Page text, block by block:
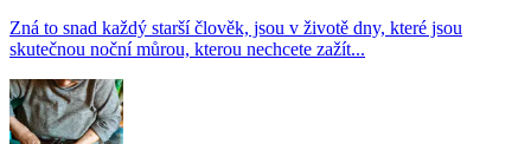
Zná to snad každý starší člověk, jsou v životě dny, které jsou
skutečnou noční můrou, kterou nechcete zažít...